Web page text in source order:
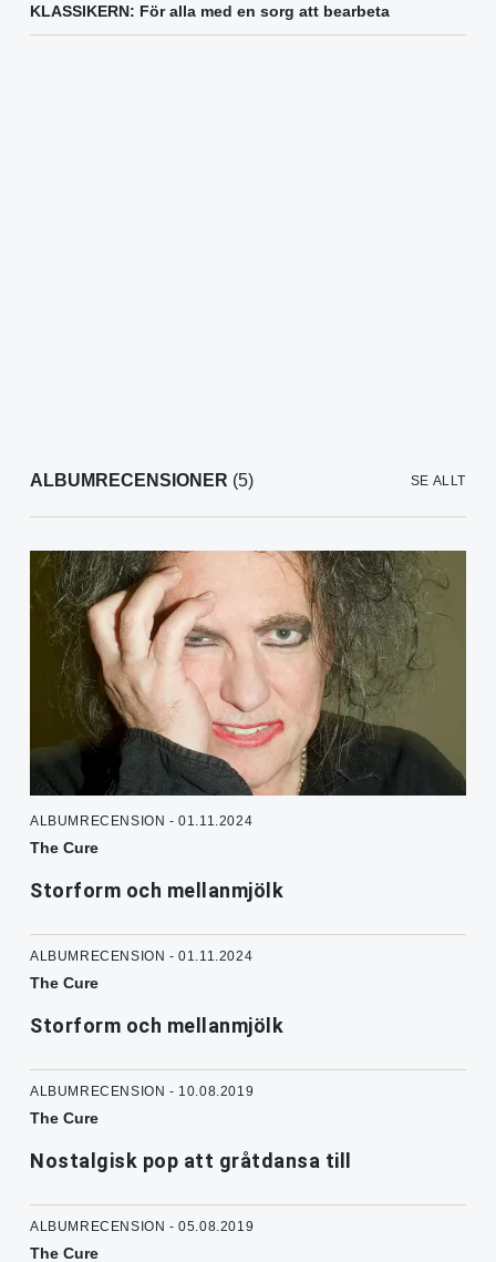
KLASSIKERN: För alla med en sorg att bearbeta
ALBUMRECENSIONER (5) SE ALLT
ALBUMRECENSION - 01.11.2024
The Cure
Storform och mellanmjölk
ALBUMRECENSION - 01.11.2024
The Cure
Storform och mellanmjölk
ALBUMRECENSION - 10.08.2019
The Cure
Nostalgisk pop att gråtdansa till
ALBUMRECENSION - 05.08.2019
The Cure